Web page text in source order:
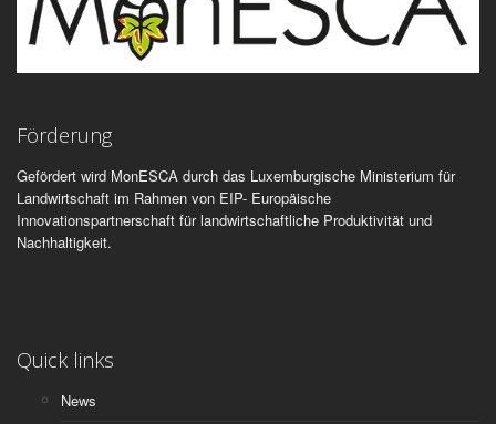
Förderung
Gefördert wird MonESCA durch das Luxemburgische Ministerium für
Landwirtschaft im Rahmen von EIP- Europäische
Innovationspartnerschaft für landwirtschaftliche Produktivität und
Nachhaltigkeit.
Quick links
News